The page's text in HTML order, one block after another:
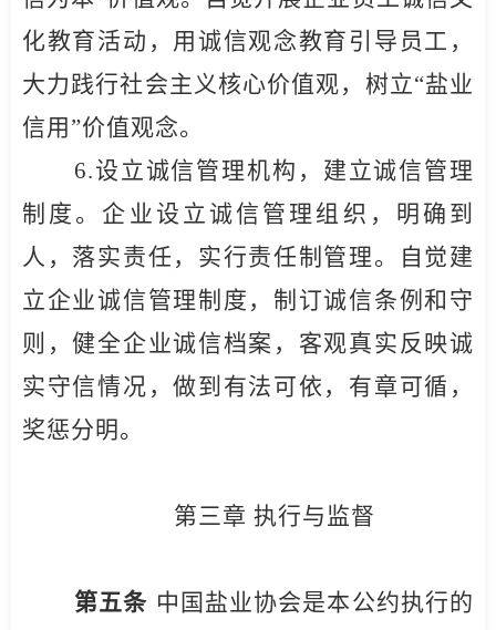
化教育活动，用诚信观念教育引导员工，
大力践行社会主义核心价值观，树立“盐业
信用”价值观念。
6.设立诚信管理机构，建立诚信管理
制度。企业设立诚信管理组织，明确到
人，落实责任，实行责任制管理。自觉建
立企业诚信管理制度，制订诚信条例和守
则，健全企业诚信档案，客观真实反映诚
实守信情况，做到有法可依，有章可循，
奖惩分明。
第三章 执行与监督
第五条 中国盐业协会是本公约执行的